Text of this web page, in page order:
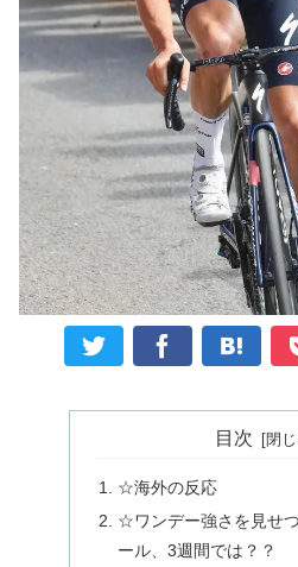
目次
☆海外の反応
☆ワンデー強さを見せ
ール、3週間では？？